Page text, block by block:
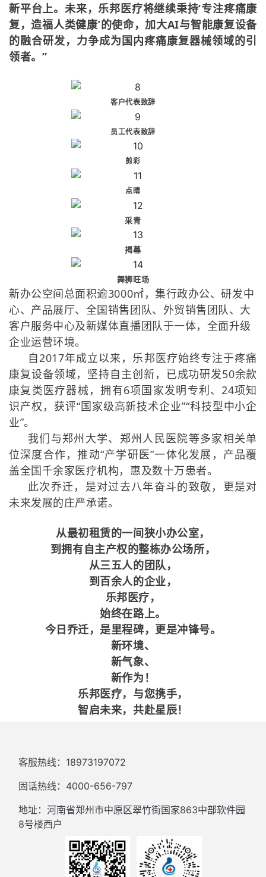
新平台上。未来，乐邦医疗将继续秉持‘专注疼痛康
复，造福人类健康’的使命，加大AI与智能康复设备
的融合研发，力争成为国内疼痛康复器械领域的引
领者。”
客户代表致辞
员工代表致辞
剪彩
点睛
采青
揭幕
舞狮旺场
新办公空间总面积逾3000㎡，集行政办公、研发中
心、产品展厅、全国销售团队、外贸销售团队、大
客户服务中心及新媒体直播团队于一体，全面升级
企业运营环境。
自2017年成立以来，乐邦医疗始终专注于疼痛
康复设备领域，坚持自主创新，已成功研发50余款
康复类医疗器械，拥有6项国家发明专利、24项知
识产权，获评“国家级高新技术企业”“科技型中小企
业”。
我们与郑州大学、郑州人民医院等多家相关单
位深度合作，推动“产学研医”一体化发展，产品覆
盖全国千余家医疗机构，惠及数十万患者。
此次乔迁，是对过去八年奋斗的致敬，更是对
未来发展的庄严承诺。
从最初租赁的一间狭小办公室，
到拥有自主产权的整栋办公场所，
从三五人的团队，
到百余人的企业，
乐邦医疗，
始终在路上。
今日乔迁，是里程碑，更是冲锋号。
新环境、
新气象、
新作为！
乐邦医疗，与您携手，
智启未来，共赴星辰！
客服热线：18973197072
固话热线：4000-656-797
地址：河南省郑州市中原区翠竹街国家863中部软件园
8号楼西户